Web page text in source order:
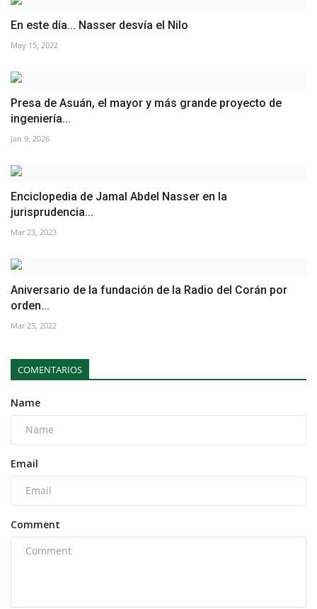
En este día... Nasser desvía el Nilo
May 15, 2022
Presa de Asuán, el mayor y más grande proyecto de
ingeniería...
Jan 9, 2026
Enciclopedia de Jamal Abdel Nasser en la
jurisprudencia...
Mar 23, 2023
Aniversario de la fundación de la Radio del Corán por
orden...
Mar 25, 2022
COMENTARIOS
Name
Email
Comment